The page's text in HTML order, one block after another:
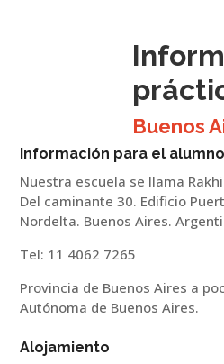
Buenos
Información para el
Nuestra escuela se llama
Del caminante 30. Edificio
Nordelta. Buenos Aires.
Tel: 11 4062 7265
Provincia de Buenos Aires a
Autónoma de Buenos Aires.
Alojamiento